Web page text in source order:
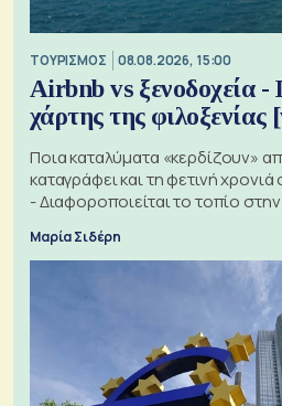
ΤΟΥΡΙΣΜΟΣ 08.08.2026, 15:00
Airbnb vs ξενοδοχεία -
χάρτης της
Ποια καταλύματα «κερδίζουν»
καταγράφει και τη φετινή
- Διαφοροποιείται το τοπίο
Μαρία Σιδέρη